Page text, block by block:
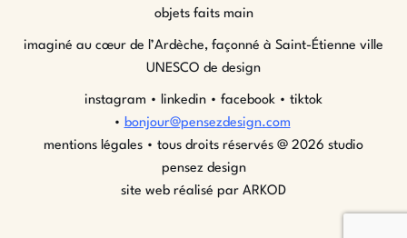
objets faits main
imaginé au cœur de l’Ardèche, façonné à Saint-Étienne ville
UNESCO de design
instagram • linkedin • facebook • tiktok
• bonjour@pensezdesign.com
mentions légales • tous droits réservés @ 2026 studio
pensez design
site web réalisé par ARKOD